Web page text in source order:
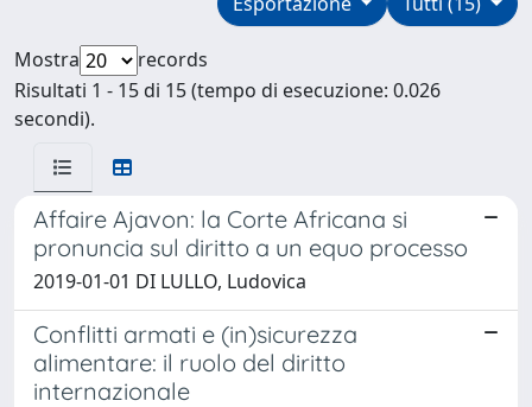
Mostra
records
Risultati 1 - 15 di 15 (tempo di esecuzione: 0.026
secondi).
Affaire Ajavon: la Corte Africana si
pronuncia sul diritto a un equo processo
2019-01-01 DI LULLO, Ludovica
Conflitti armati e (in)sicurezza
alimentare: il ruolo del diritto
internazionale